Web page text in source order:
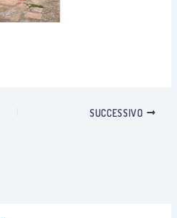
SUCCESSIVO